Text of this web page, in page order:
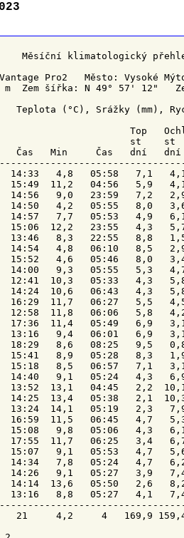
klimatologický přehled
Pro2   Město: Vysoké
m  Zem šířka: N 49° 57' 12"
Teplota (°C), Srážky (mm),
Top
Čas   Min     Čas   dní
14:33   4,8   05:58   7,1
15:49  11,2   04:56   5,9
14:56   9,0   23:59   7,2
14:50   4,2   05:55   8,0
14:57   7,7   05:53   4,9
15:06  12,2   23:55   4,3
13:46   8,3   22:55   8,8
14:54   4,8   06:10   8,5
15:52   4,6   05:46   8,0
14:00   9,3   05:55   5,3
12:41  10,3   05:33   4,3
14:24  10,6   06:43   4,3
16:29  11,7   06:27   5,5
12:58  11,8   06:06   5,8
17:36  11,4   05:49   6,9
13:16   9,4   06:01   6,9
18:29   8,6   08:25   9,5
15:41   8,9   05:28   8,3
15:18   8,5   06:57   7,1
14:40   9,1   05:24   4,3
13:52  13,1   04:45   2,2
14:25  13,4   05:38   2,1
13:24  14,1   05:19   2,3
16:59  11,5   06:45   4,7
15:08   9,8   05:06   4,3
17:55  11,7   06:25   3,4
15:07   9,1   05:53   4,7
14:34   7,8   05:24   4,7
14:26   9,1   05:27   3,9
14:14  13,6   05:50   2,6
13:16   8,8   05:27   4,1
21     4,2     4   169,9